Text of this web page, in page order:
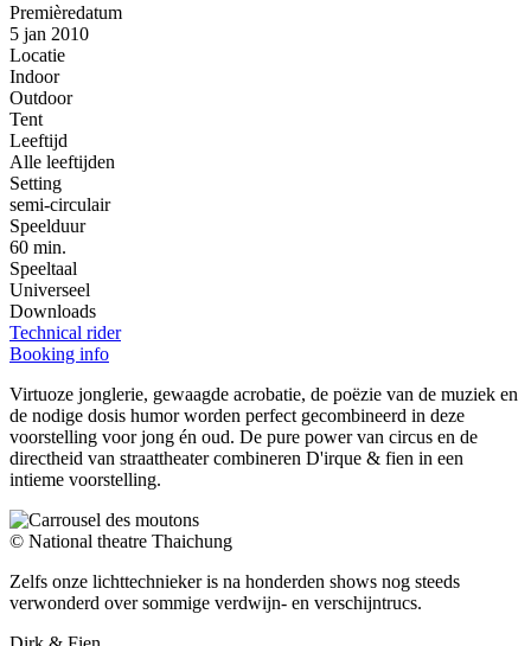
Premièredatum
5 jan 2010
Locatie
Indoor
Outdoor
Tent
Leeftijd
Alle leeftijden
Setting
semi-circulair
Speelduur
60 min.
Speeltaal
Universeel
Downloads
Technical rider
Booking info
Virtuoze jonglerie, gewaagde acrobatie, de poëzie van de muziek en
de nodige dosis humor worden perfect gecombineerd in deze
voorstelling voor jong én oud. De pure power van circus en de
directheid van straattheater combineren D'irque & fien in een
intieme voorstelling.
© National theatre Thaichung
Zelfs onze lichttechnieker is na honderden shows nog steeds
verwonderd over sommige verdwijn- en verschijntrucs.